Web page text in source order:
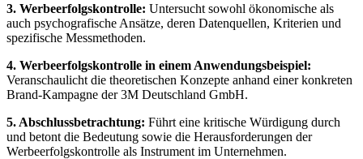
3. Werbeerfolgskontrolle: Untersucht sowohl ökonomische als
auch psychografische Ansätze, deren Datenquellen, Kriterien und
spezifische Messmethoden.
4. Werbeerfolgskontrolle in einem Anwendungsbeispiel:
Veranschaulicht die theoretischen Konzepte anhand einer konkreten
Brand-Kampagne der 3M Deutschland GmbH.
5. Abschlussbetrachtung: Führt eine kritische Würdigung durch
und betont die Bedeutung sowie die Herausforderungen der
Werbeerfolgskontrolle als Instrument im Unternehmen.